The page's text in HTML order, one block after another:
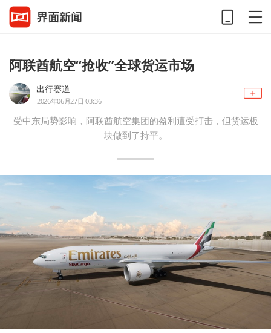
阿联酋航空“抢收”全球货运市场
出行赛道
2026年06月27日 03:36
受中东局势影响，阿联酋航空集团的盈利遭受打击，但货运板
块做到了持平。